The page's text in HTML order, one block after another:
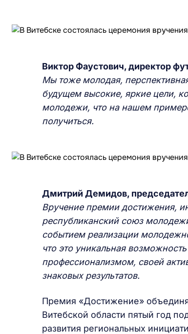
Виктор Фаустович, директор
Мы тоже молодая,
будущем высокие, яркие цели,
молодежи, что на нашем
получиться.
Дмитрий Демидов,
Вручение премии достижения,
республиканский союз
событием реализации
что это уникальная
профессионализмом, своей
знаковых результатов.
Премия «Достижение»
Витебской области пятый год
развития региональных